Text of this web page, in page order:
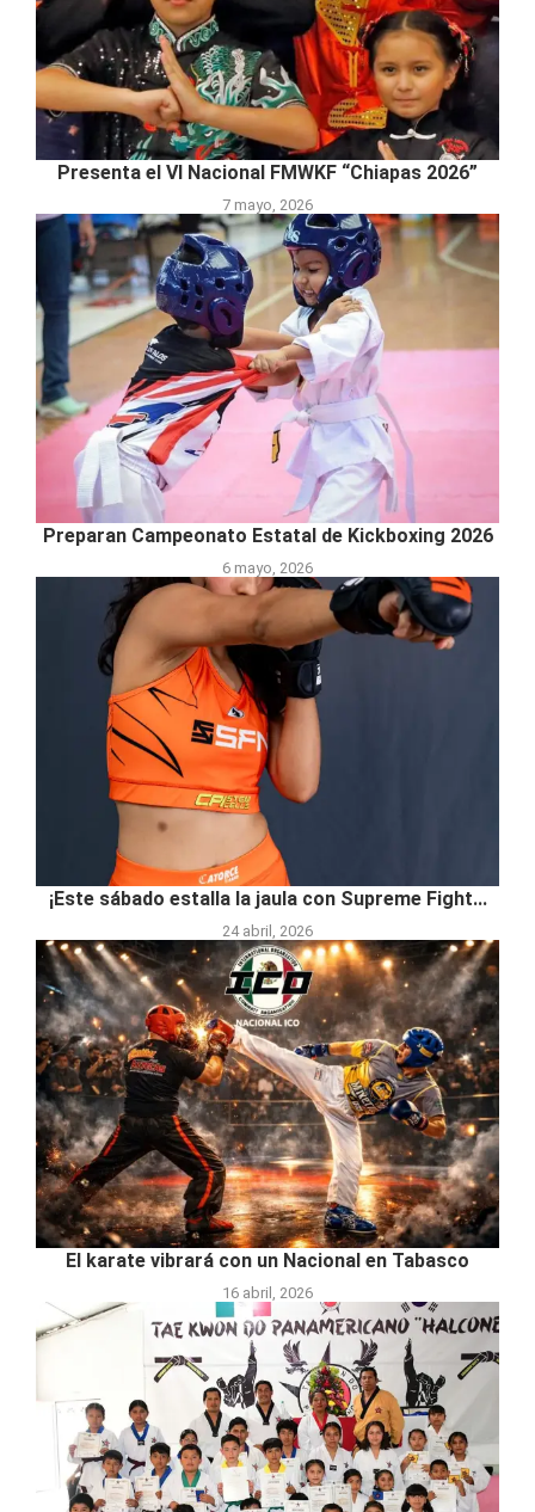
Presenta el VI Nacional FMWKF “Chiapas 2026”
7 mayo, 2026
Preparan Campeonato Estatal de Kickboxing 2026
6 mayo, 2026
¡Este sábado estalla la jaula con Supreme Fight...
24 abril, 2026
El karate vibrará con un Nacional en Tabasco
16 abril, 2026